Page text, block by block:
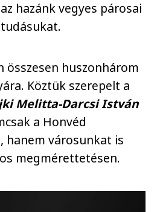
hazánk vegyes párosai
összesen huszonhárom
Köztük szerepelt a
Melitta-Darcsi István
a Honvéd
hanem városunkat is
megmérettetésen.